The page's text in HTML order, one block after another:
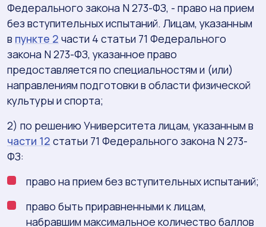
Федерального закона N 273-ФЗ, - право на прием
без вступительных испытаний. Лицам, указанным
в пункте 2 части 4 статьи 71 Федерального
закона N 273-ФЗ, указанное право
предоставляется по специальностям и (или)
направлениям подготовки в области физической
культуры и спорта;
2) по решению Университета лицам, указанным в
части 12 статьи 71 Федерального закона N 273-
ФЗ:
право на прием без вступительных испытаний;
право быть приравненными к лицам,
набравшим максимальное количество баллов